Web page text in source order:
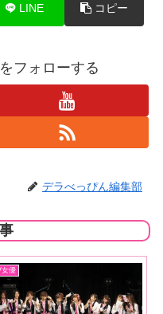
LINE コピー
フォローする
デラべっぴん編集部
女優